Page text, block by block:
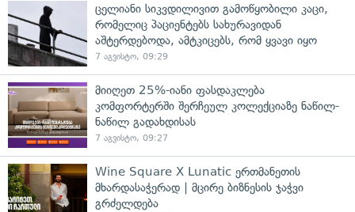
ცელიანი სიკვდილივით გამოწყობილი კაცი,
რომელიც პაციენტებს სახურავიდან
აშტერდებოდა, ამტკიცებს, რომ ყვავი იყო
7 აგვისტო, 09:29
მიიღეთ 25%-იანი ფასდაკლება
კომფორტერში შერჩეულ კოლექციაზე ნაწილ-
ნაწილ გადახდისას
7 აგვისტო, 09:27
Wine Square X Lunatic ერთმანეთის
მხარდასაჭერად | მცირე ბიზნესის ჯაჭვი
გრძელდება